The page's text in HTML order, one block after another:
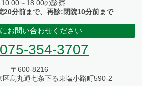
～18:00の診察
20分前まで、再診:閉院10分前まで
お問い合わせください
075-354-3707
〒600-8216
区烏丸通七条下る東塩小路町590-2